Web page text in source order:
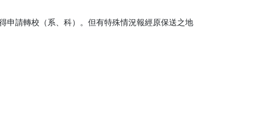
申請轉校（系、科）。但有特殊情況報經原保送之地